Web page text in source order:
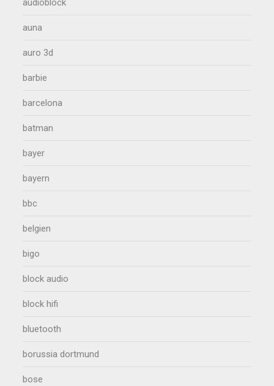
audioblock
auna
auro 3d
barbie
barcelona
batman
bayer
bayern
bbc
belgien
bigo
block audio
block hifi
bluetooth
borussia dortmund
bose